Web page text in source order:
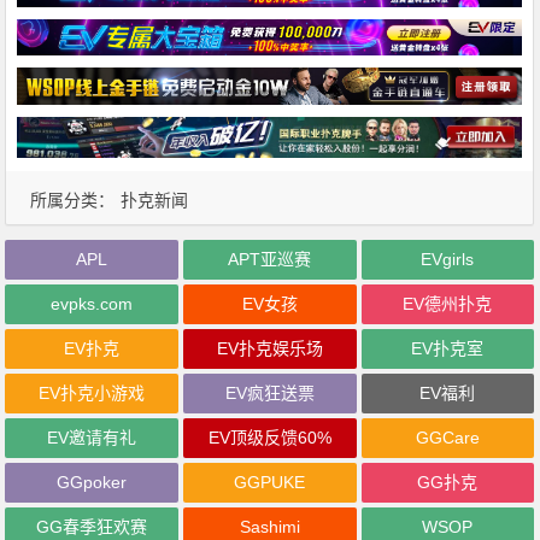
所属分类： 扑克新闻
APL APT亚巡赛 EVgirls
evpks.com EV女孩 EV德州扑克
EV扑克 EV扑克娱乐场 EV扑克室
EV扑克小游戏 EV疯狂送票 EV福利
EV邀请有礼 EV顶级反馈60% GGCare
GGpoker GGPUKE GG扑克
GG春季狂欢赛 Sashimi WSOP